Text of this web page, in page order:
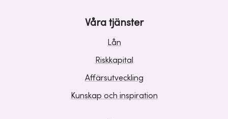
Våra tjänster
Lån
Riskkapital
Affärsutveckling
Kunskap och inspiration